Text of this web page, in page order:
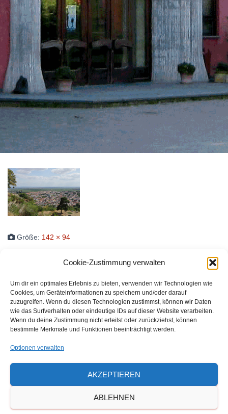
Cookie-Zustimmung verwalten
Um dir ein optimales Erlebnis zu bieten, verwenden wir Technologien wie
Cookies, um Geräteinformationen zu speichern und/oder darauf
zuzugreifen. Wenn du diesen Technologien zustimmst, können wir Daten
wie das Surfverhalten oder eindeutige IDs auf dieser Website verarbeiten.
Wenn du deine Zustimmung nicht erteilst oder zurückziehst, können
bestimmte Merkmale und Funktionen beeinträchtigt werden.
Optionen verwalten
AKZEPTIEREN
ABLEHNEN
Größe: 142 × 94
Waldorfschulverein Frankenthal-Pfalz e.V.
Julius-Bettinger-Str. 1
67227 Frankenthal
Tel. 06233/60052-0